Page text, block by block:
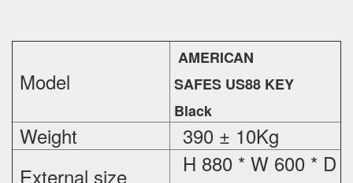
Model
AMERICAN
SAFES US88 KEY
Black
Weight
390 ± 10Kg
External size
H 880 * W 600 * D